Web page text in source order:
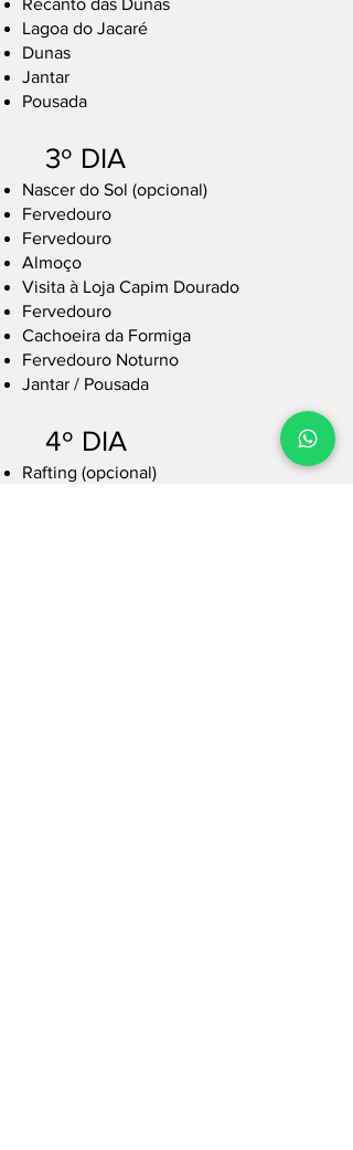
Recanto das Dunas
Lagoa do Jacaré
Dunas
Jantar
Pousada
3º DIA
Nascer do Sol (opcional)
Fervedouro
Fervedouro
Almoço
Visita à Loja Capim Dourado
Fervedouro
Cachoeira da Formiga
Fervedouro Noturno
Jantar / Pousada
4º DIA
Rafting (opcional)